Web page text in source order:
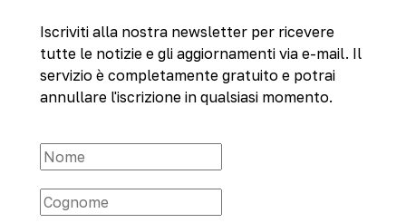
Iscriviti alla nostra newsletter per ricevere
tutte le notizie e gli aggiornamenti via e-mail. Il
servizio è completamente gratuito e potrai
annullare l'iscrizione in qualsiasi momento.